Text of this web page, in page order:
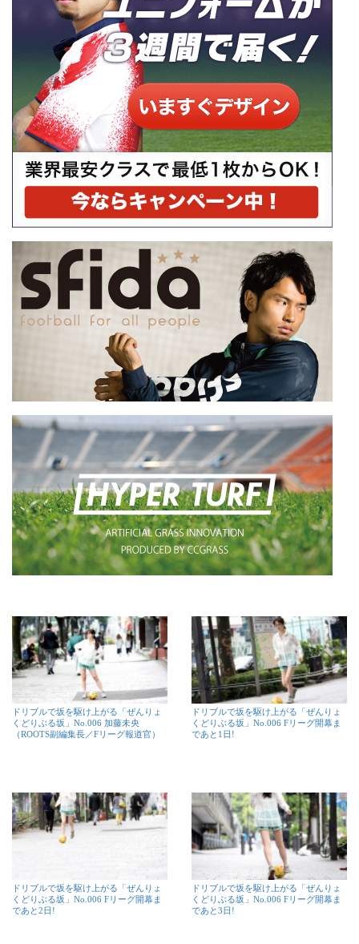
ドリブルで坂を駆け上がる「ぜんりょ
くどりぶる坂」No.006 加藤未央
（ROOTS副編集長／Fリーグ報道官）
ドリブルで坂を駆け上がる「ぜんりょ
くどりぶる坂」No.006 Fリーグ開幕ま
であと1日!
ドリブルで坂を駆け上がる「ぜんりょ
くどりぶる坂」No.006 Fリーグ開幕ま
であと2日!
ドリブルで坂を駆け上がる「ぜんりょ
くどりぶる坂」No.006 Fリーグ開幕ま
であと3日!